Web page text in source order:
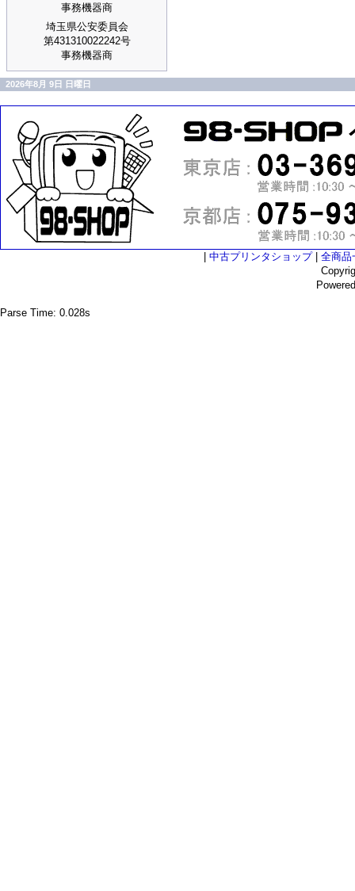
事務機器商
埼玉県公安委員会
第431310022242号
事務機器商
2026年8月 9日 日曜日
中古プリンタショップ| 全商品
Parse Time: 0.028s